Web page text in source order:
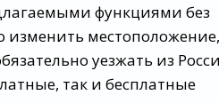
функциями без
изменить
уезжать из
так и бесплатные